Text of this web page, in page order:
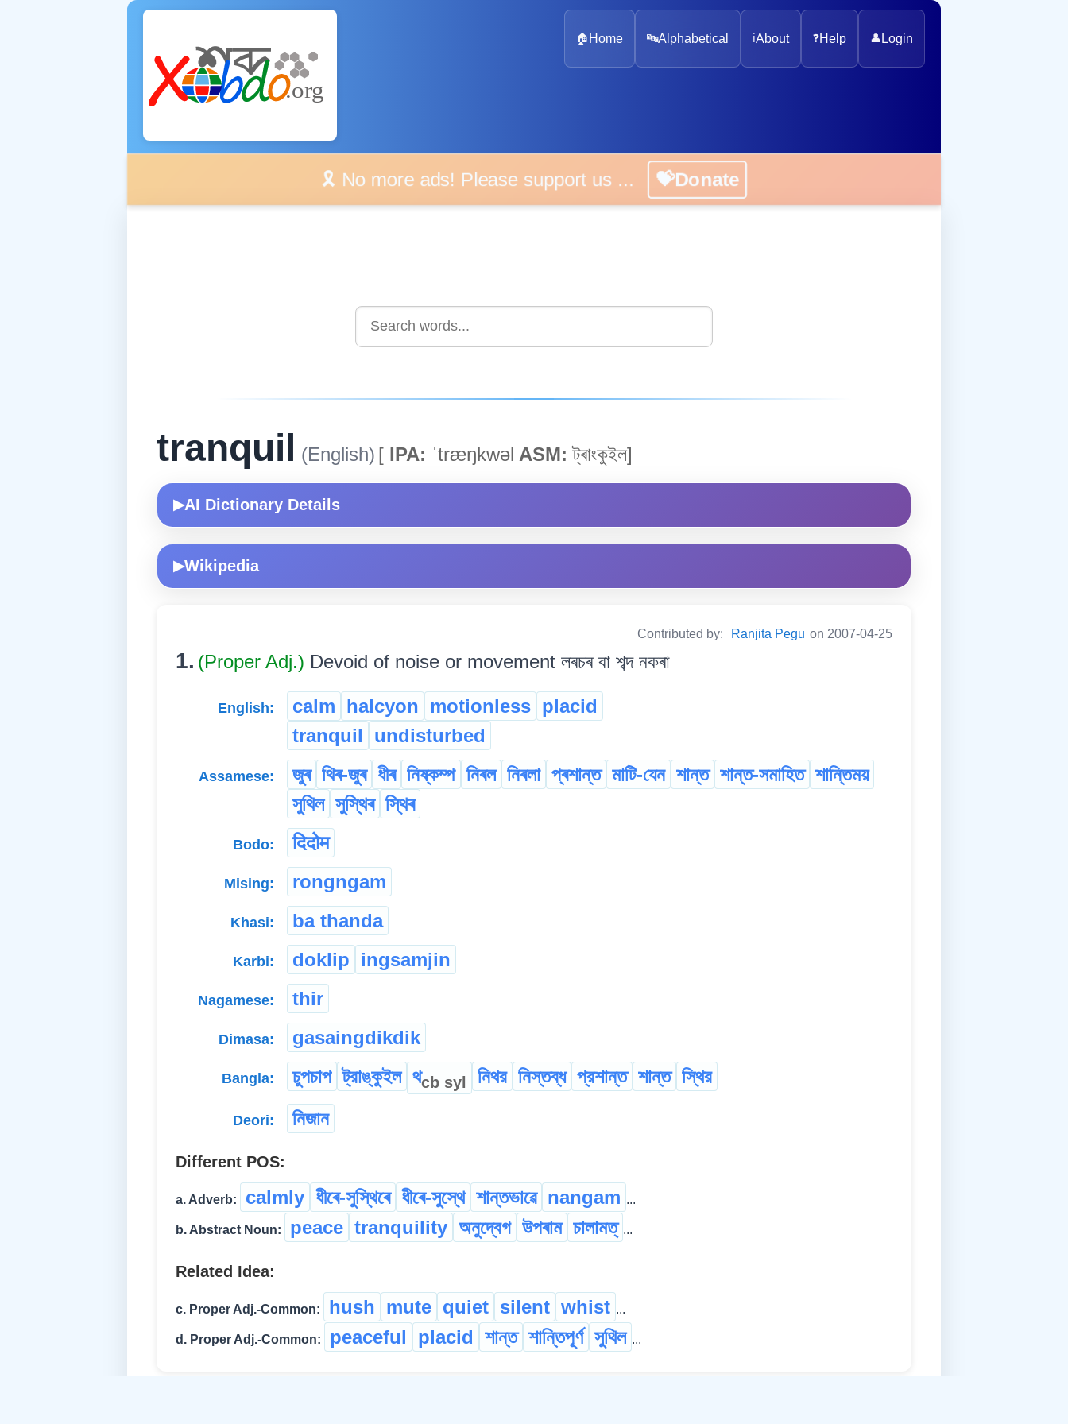
🏠 Home 🔤Alphabetical ℹ️About ❓Help 👤 Login
🎗️ No more ads! Please support us ... 💝Donate
tranquil (English) [ IPA: ˈtræŋkwəl ASM: ট্ৰাংকুইল]
▶AI Dictionary Details
▶Wikipedia
Contributed by: Ranjita Pegu on 2007-04-25
1. (Proper Adj.) Devoid of noise or movement লৰচৰ বা শব্দ নকৰা
English: calm halcyon motionless placid
tranquil
undisturbed
Assamese: জুৰ থিৰ-জুৰ ধীৰ নিষ্কম্প নিৰল নিৰলা প্ৰশান্ত মাটি-যেন শান্ত শান্ত-সমাহিত শান্তিময়
সুথিল সুস্থিৰ স্থিৰ
Bodo: दिदोम
Mising: rongngam
Khasi: ba thanda
Karbi: doklip ingsamjin
Nagamese: thir
Dimasa: gasaingdikdik
Bangla: চুপচাপ ট্রাঙ্কুইল থcb syl নিথর নিস্তব্ধ প্রশান্ত শান্ত স্থির
Deori: নিজান
Different POS:
a. Adverb: calmly ধীৰে-সুস্থিৰে ধীৰে-সুস্থে শান্তভাৱে nangam ...
b. Abstract Noun: peace tranquility অনুদ্বেগ উপৰাম চালামত্ ...
Related Idea:
c. Proper Adj.-Common: hush mute quiet silent whist ...
d. Proper Adj.-Common: peaceful placid শান্ত শান্তিপূৰ্ণ সুথিল ...